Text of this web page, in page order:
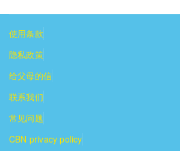
使用条款
隐私政策
给父母的信
联系我们
常见问题
CBN privacy policy